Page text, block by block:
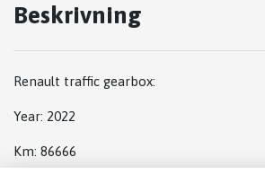
Beskrivning
Renault traffic gearbox:
Year: 2022
Km: 86666